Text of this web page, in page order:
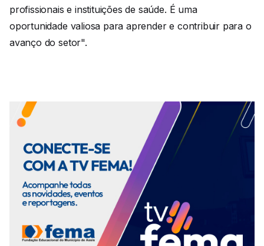
profissionais e instituições de saúde. É uma
oportunidade valiosa para aprender e contribuir para o
avanço do setor".